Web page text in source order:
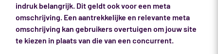
indruk belangrijk. Dit geldt ook voor een meta
omschrijving. Een aantrekkelijke en relevante meta
omschrijving kan gebruikers overtuigen om jouw site
te kiezen in plaats van die van een concurrent.